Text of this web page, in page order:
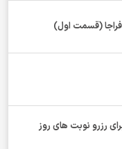
(قسمت اول)
رزرو نوبت های روز